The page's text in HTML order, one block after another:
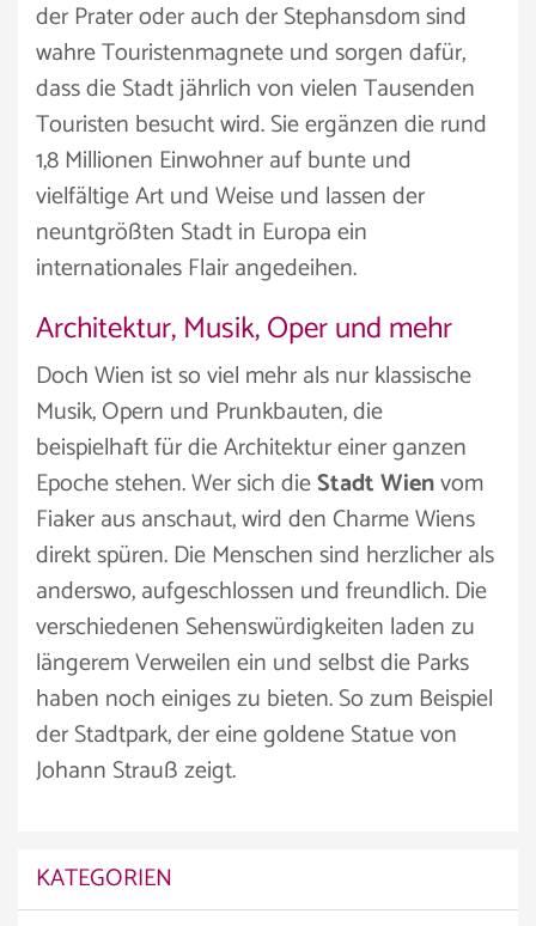
der Prater oder auch der Stephansdom sind
wahre Touristenmagnete und sorgen dafür,
dass die Stadt jährlich von vielen Tausenden
Touristen besucht wird. Sie ergänzen die rund
1,8 Millionen Einwohner auf bunte und
vielfältige Art und Weise und lassen der
neuntgrößten Stadt in Europa ein
internationales Flair angedeihen.
Architektur, Musik, Oper und mehr
Doch Wien ist so viel mehr als nur klassische
Musik, Opern und Prunkbauten, die
beispielhaft für die Architektur einer ganzen
Epoche stehen. Wer sich dieStadt Wienvom
Fiaker aus anschaut, wird den Charme Wiens
direkt spüren. Die Menschen sind herzlicher als
anderswo, aufgeschlossen und freundlich. Die
verschiedenen Sehenswürdigkeiten laden zu
längerem Verweilen ein und selbst die Parks
haben noch einiges zu bieten. So zum Beispiel
der Stadtpark, der eine goldene Statue von
Johann Strauß zeigt.
KATEGORIEN